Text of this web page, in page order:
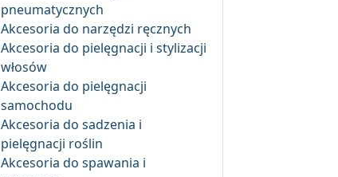
pneumatycznych
Akcesoria do narzędzi ręcznych
Akcesoria do pielęgnacji i stylizacji
włosów
Akcesoria do pielęgnacji
samochodu
Akcesoria do sadzenia i
pielęgnacji roślin
Akcesoria do spawania i